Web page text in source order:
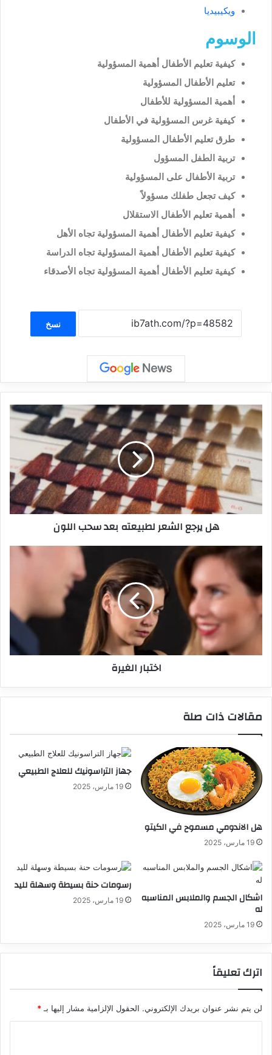
ويكيبيديا
الوسوم
كيفية تعليم الأطفال أهمية المسؤولية
تعليم الأطفال المسؤولية
أهمية المسؤولية للأطفال
كيفية غرس المسؤولية في الأطفال
طرق تعليم الأطفال المسؤولية
تربية الطفل المسؤول
تربية الأطفال على المسؤولية
كيف تجعل طفلك مسؤولاً
أهمية تعليم الأطفال الاستقلال
كيفية تعليم الأطفال أهمية المسؤولية تجاه الأهل
كيفية تعليم الأطفال أهمية المسؤولية تجاه الدراسة
كيفية تعليم الأطفال أهمية المسؤولية تجاه الأصدقاء
نسخ
هل يرجع الشعر لطبيعته بعد سحب اللون
اختبار الغيرة
مقالات ذات صلة
هل الاندومي مسموح في الكيتو
19 مارس، 2025
جهاز التراسونيك للعلاج الطبيعي
19 مارس، 2025
اشكال الجسم والملابس المناسبه
له
19 مارس، 2025
رسومات حنة بسيطة وسهلة لليد
19 مارس، 2025
اترك تعليقاً
لن يتم نشر عنوان بريدك الإلكتروني. الحقول الإلزامية مشار إليها بـ *